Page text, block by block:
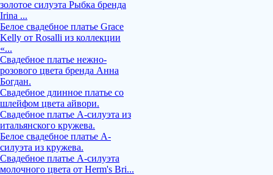
золотое силуэта Рыбка бренда
Irina ...
Белое свадебное платье Grace
Kelly от Rosalli из коллекции
«...
Свадебное платье нежно-
розового цвета бренда Анна
Богдан.
Свадебное длинное платье со
шлейфом цвета айвори.
Свадебное платье А-силуэта из
итальянского кружева.
Белое свадебное платье А-
силуэта из кружева.
Свадебное платье А-силуэта
молочного цвета от Herm's Bri...